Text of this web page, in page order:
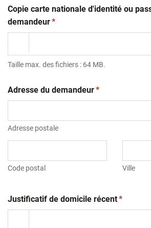
Copie carte nationale d'identité ou
demandeur(obligatoire)
*
Taille max. des fichiers : 64 MB.
Adresse du demandeur(obligatoire)
*
Adresse postale
Code postal Ville
Justificatif de domicile récent*